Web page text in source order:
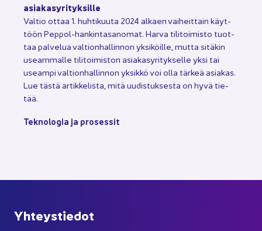
asia­kas­yri­tyk­sil­le
Val­tio ottaa 1. huh­ti­kuu­ta 2024 al­kaen vai­heit­tain käyt­
töön Peppol-​hankintasanomat. Harva ti­li­toi­mis­to tuot­
taa pal­ve­lua val­tion­hal­lin­non yk­si­köil­le, mutta si­tä­kin
useam­mal­le ti­li­toi­mis­ton asia­kas­yri­tyk­sel­le yksi tai
useam­pi val­tion­hal­lin­non yk­sik­kö voi olla tär­keä asia­kas.
Lue tästä ar­tik­ke­lis­ta, mitä uu­dis­tuk­ses­ta on hyvä tie­
tää.
Tek­no­lo­gia ja pro­ses­sit
Yh­teys­tie­dot